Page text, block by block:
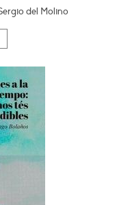
del Molino